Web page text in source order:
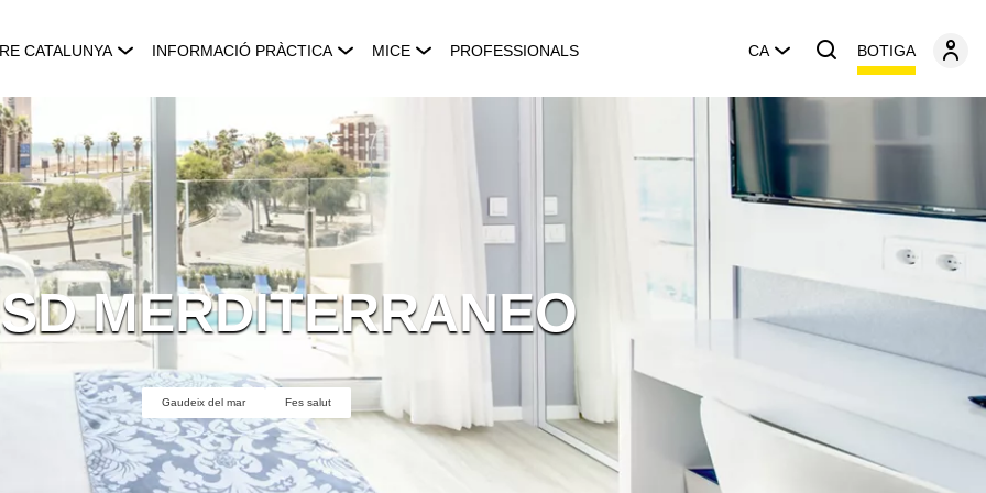
CATALUNYA INFORMACIÓ PRÀCTICA MICE PROFESSIONALS CA BOTIGA
MERDITERRANEO
Gaudeix del mar Fes salut